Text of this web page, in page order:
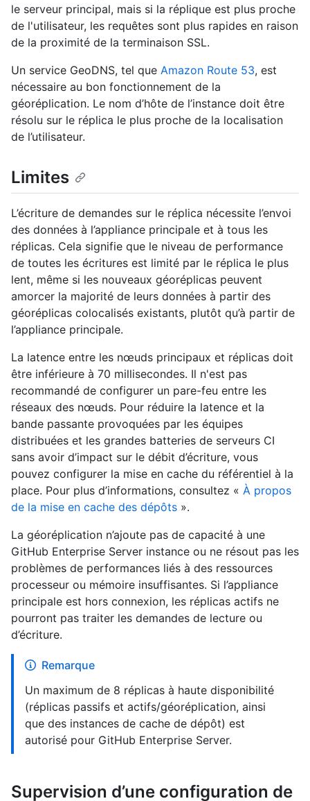
le serveur principal, mais si la réplique est plus proche
de l'utilisateur, les requêtes sont plus rapides en raison
de la proximité de la terminaison SSL.
Un service GeoDNS, tel que Amazon Route 53, est
nécessaire au bon fonctionnement de la
géoréplication. Le nom d’hôte de l’instance doit être
résolu sur le réplica le plus proche de la localisation
de l’utilisateur.
Limites
L’écriture de demandes sur le réplica nécessite l’envoi
des données à l’appliance principale et à tous les
réplicas. Cela signifie que le niveau de performance
de toutes les écritures est limité par le réplica le plus
lent, même si les nouveaux géoréplicas peuvent
amorcer la majorité de leurs données à partir des
géoréplicas colocalisés existants, plutôt qu’à partir de
l’appliance principale.
La latence entre les nœuds principaux et réplicas doit
être inférieure à 70 millisecondes. Il n'est pas
recommandé de configurer un pare-feu entre les
réseaux des nœuds. Pour réduire la latence et la
bande passante provoquées par les équipes
distribuées et les grandes batteries de serveurs CI
sans avoir d’impact sur le débit d’écriture, vous
pouvez configurer la mise en cache du référentiel à la
place. Pour plus d’informations, consultez « À propos
de la mise en cache des dépôts ».
La géoréplication n’ajoute pas de capacité à une
GitHub Enterprise Server instance ou ne résout pas les
problèmes de performances liés à des ressources
processeur ou mémoire insuffisantes. Si l’appliance
principale est hors connexion, les réplicas actifs ne
pourront pas traiter les demandes de lecture ou
d’écriture.
Remarque
Un maximum de 8 réplicas à haute disponibilité
(réplicas passifs et actifs/géoréplication, ainsi
que des instances de cache de dépôt) est
autorisé pour GitHub Enterprise Server.
Supervision d’une configuration de